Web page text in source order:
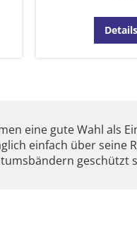
eine gute Wahl als
einfach über seine
geschützt